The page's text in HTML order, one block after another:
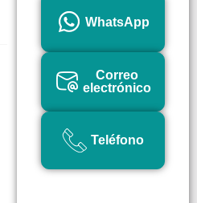
WhatsApp
Correo
electrónico
Teléfono